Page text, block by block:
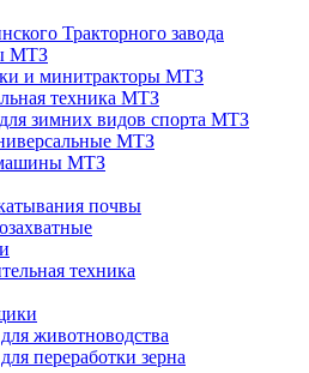
Тракторного завода
МТЗ
и минитракторы МТЗ
техника МТЗ
зимних видов спорта МТЗ
МТЗ
МТЗ
почвы
техника
животноводства
переработки зерна